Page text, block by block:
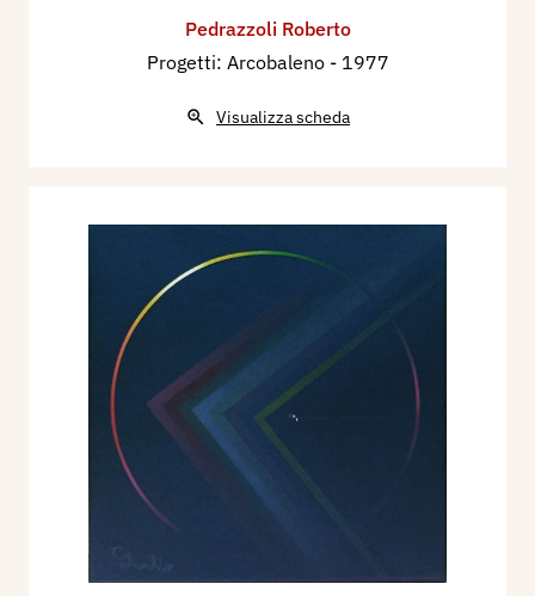
Pedrazzoli Roberto
Progetti: Arcobaleno - 1977
Visualizza scheda